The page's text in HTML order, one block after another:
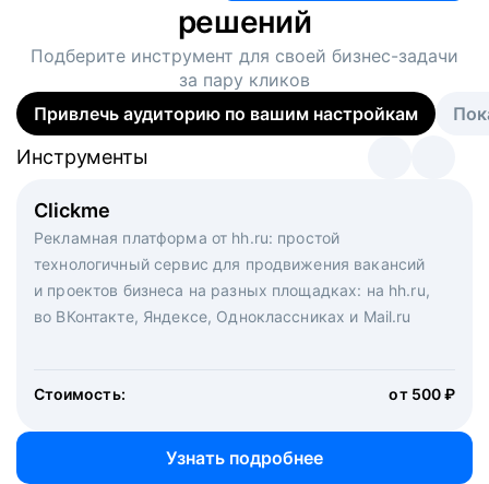
решений
Подберите инструмент для своей бизнес-задачи
за пару кликов
Привлечь аудиторию по вашим настройкам
Clickme
Рекламная платформа от hh.ru: простой
технологичный сервис для продвижения вакансий
и проектов бизнеса на разных площадках: на hh.ru,
во ВКонтакте, Яндексе, Одноклассниках и Mail.ru
Стоимость: от 500 ₽
Узнать подробнее
Инструменты
Вакансия дня
Рекламный формат для вакансий на главной странице
hh.ru. Увеличивает количество откликов
Инструменты
Массовый подбор под ключ. Решите, сколько
кандидатов и когда вам нужно, и за дело возьмутся
маркетологи, рекрутеры и проектные менеджеры
hh.ru с целым набором digital-инструментов
Инструменты